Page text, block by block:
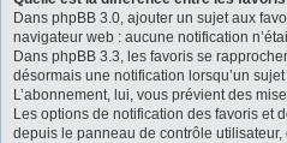
Dans phpBB 3.0, ajouter un sujet aux
navigateur web : aucune notification
Dans phpBB 3.3, les favoris se
désormais une notification lorsqu’un
L’abonnement, lui, vous prévient des
Les options de notification des favoris et
depuis le panneau de contrôle utilisateur,